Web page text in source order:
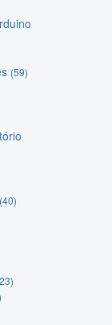
(59)
(40)